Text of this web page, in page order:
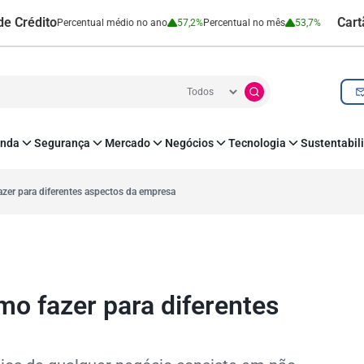
Percentual médio no ano 57,2%Percentual no mês 53,7% Cartão de
Segurança
de Dados
Mercado
Open Finance
Negócios
RH
Tecnologia
para diferentes aspectos da empresa
fazer para diferentes